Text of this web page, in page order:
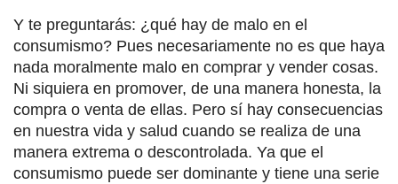
Y te preguntarás: ¿qué hay de malo en el
consumismo? Pues necesariamente no es que haya
nada moralmente malo en comprar y vender cosas.
Ni siquiera en promover, de una manera honesta, la
compra o venta de ellas. Pero sí hay consecuencias
en nuestra vida y salud cuando se realiza de una
manera extrema o descontrolada. Ya que el
consumismo puede ser dominante y tiene una serie